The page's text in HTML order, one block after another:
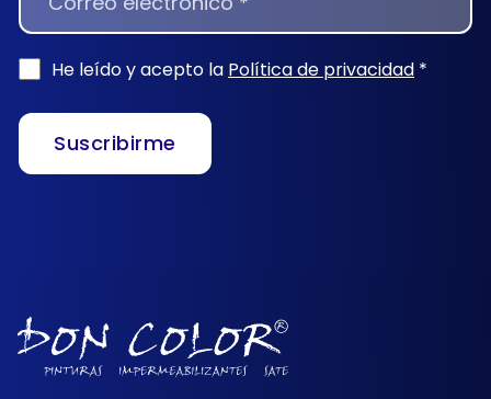
He leído y acepto la Política de privacidad *
Suscribirme